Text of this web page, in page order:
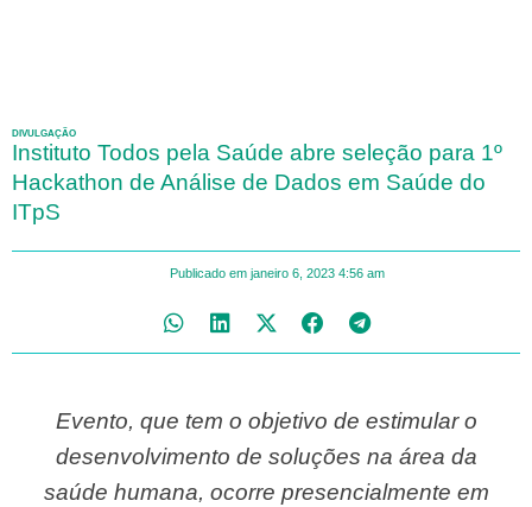
DIVULGAÇÃO
Instituto Todos pela Saúde abre seleção para 1º
Hackathon de Análise de Dados em Saúde do
ITpS
Publicado em janeiro 6, 2023 4:56 am
Evento, que tem o objetivo de estimular o
desenvolvimento de soluções na área da
saúde humana, ocorre presencialmente em